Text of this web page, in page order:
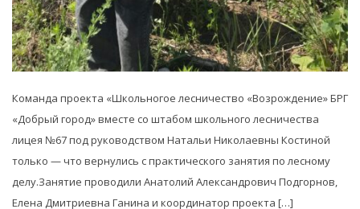
Команда проекта «Школьногое лесничество «Возрождение» БРГ
«Добрый город» вместе со штабом школьного лесничества
лицея №67 под руководством Натальи Николаевны Костиной
только — что вернулись с практического занятия по лесному
делу.Занятие проводили Анатолий Александрович Подгорнов,
Елена Дмитриевна Ганина и координатор проекта […]